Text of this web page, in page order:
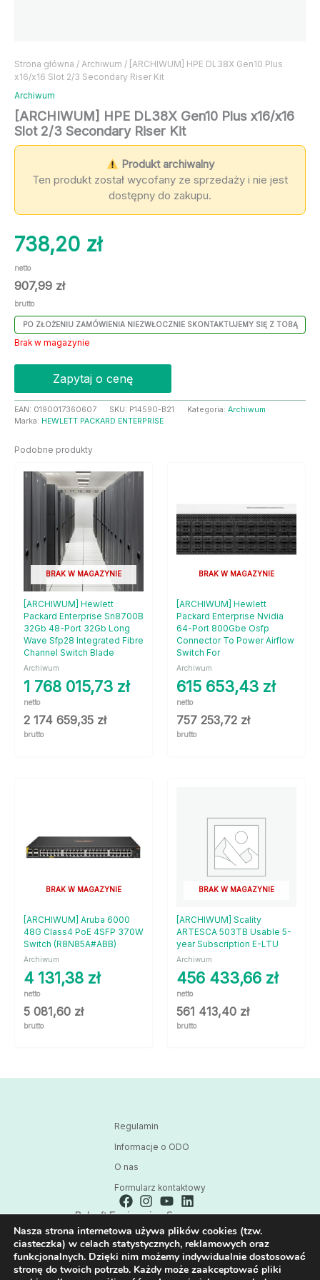
Strona główna / Archiwum / [ARCHIWUM] HPE DL38X Gen10 Plus
x16/x16 Slot 2/3 Secondary Riser Kit
Archiwum
[ARCHIWUM] HPE DL38X Gen10 Plus x16/x16
Slot 2/3 Secondary Riser Kit
Produkt archiwalny
Ten produkt został wycofany ze sprzedaży i nie jest
dostępny do zakupu.
738,20 zł
netto
907,99 zł
brutto
PO ZŁOŻENIU ZAMÓWIENIA NIEZWŁOCZNIE SKONTAKTUJEMY SIĘ Z TOBĄ
Brak w magazynie
Zapytaj o cenę
EAN: 0190017360607 SKU: P14590-B21 Kategoria: Archiwum
Marka: HEWLETT PACKARD ENTERPRISE
Podobne produkty
BRAK W MAGAZYNIE
[ARCHIWUM] Hewlett
Packard Enterprise Sn8700B
32Gb 48-Port 32Gb Long
Wave Sfp28 Integrated Fibre
Channel Switch Blade
Archiwum
1 768 015,73 zł
netto
2 174 659,35 zł
brutto
BRAK W MAGAZYNIE
[ARCHIWUM] Hewlett
Packard Enterprise Nvidia
64-Port 800Gbe Osfp
Connector To Power Airflow
Switch For
Archiwum
615 653,43 zł
netto
757 253,72 zł
brutto
BRAK W MAGAZYNIE
[ARCHIWUM] Aruba 6000
48G Class4 PoE 4SFP 370W
Switch (R8N85A#ABB)
Archiwum
4 131,38 zł
netto
5 081,60 zł
brutto
BRAK W MAGAZYNIE
[ARCHIWUM] Scality
ARTESCA 503TB Usable 5-
year Subscription E-LTU
Archiwum
456 433,66 zł
netto
561 413,40 zł
brutto
Regulamin
Informacje o ODO
O nas
Formularz kontaktowy
Polsoft Engineering Sp. z o.o.
ul. 73 Pułku Piechoty 1, 40-467 Katowice
Skontaktuj się z nami:
32 209 80 39
Nasza strona internetowa używa plików cookies (tzw.
ciasteczka) w celach statystycznych, reklamowych oraz
funkcjonalnych. Dzięki nim możemy indywidualnie dostosować
stronę do twoich potrzeb. Każdy może zaakceptować pliki